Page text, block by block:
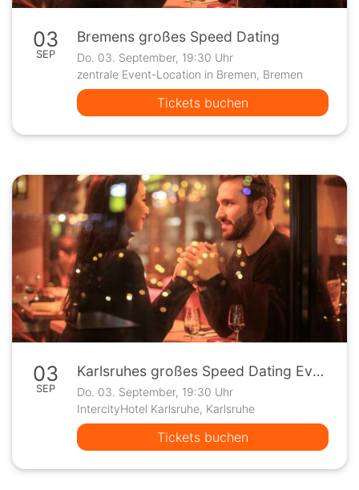
03
SEP
Bremens großes Speed Dating
Do. 03. September, 19:30 Uhr
zentrale Event-Location in Bremen, Bremen
Tickets buchen
03
SEP
Karlsruhes großes Speed Dating Event
Do. 03. September, 19:30 Uhr
IntercityHotel Karlsruhe, Karlsruhe
Tickets buchen